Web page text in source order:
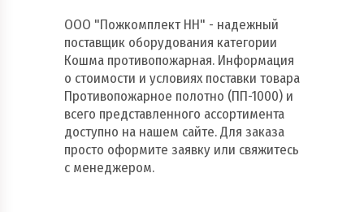
ООО "Пожкомплект НН" - надежный
поставщик оборудования категории
Кошма противопожарная. Информация
о стоимости и условиях поставки товара
Противопожарное полотно (ПП-1000) и
всего представленного ассортимента
доступно на нашем сайте. Для заказа
просто оформите заявку или свяжитесь
с менеджером.